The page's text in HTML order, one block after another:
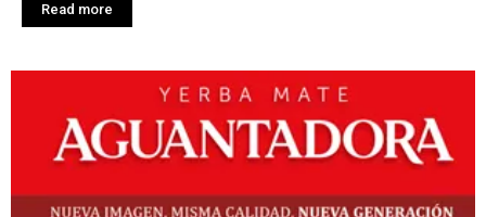
Read more